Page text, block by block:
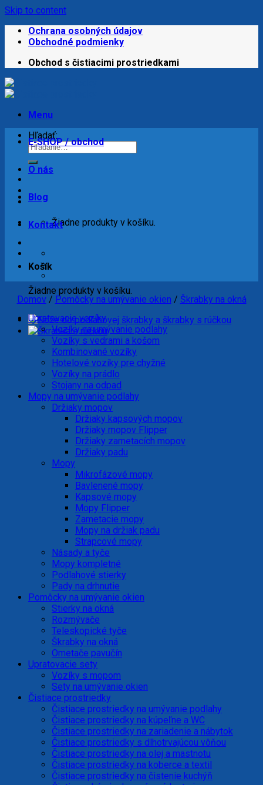
Skip to content
Ochrana osobných údajov
Obchodné podmienky
Obchod s čistiacimi prostriedkami
Menu
Hľadať:
Žiadne produkty v košíku.
Košík
Žiadne produkty v košíku.
E-SHOP / obchod
O nás
Blog
Kontakt
Domov / Pomôcky na umývanie okien / Škrabky na okná
Upratovacie vozíky
Vozíky na umývanie podlahy
Vozíky s vedrami a košom
Kombinované vozíky
Hotelové vozíky pre chyžné
Vozíky na prádlo
Stojany na odpad
Mopy na umývanie podlahy
Držiaky mopov
Držiaky kapsových mopov
Držiaky mopov Flipper
Držiaky zametacích mopov
Držiaky padu
Mopy
Mikrofázové mopy
Bavlenené mopy
Kapsové mopy
Mopy Flipper
Zametacie mopy
Mopy na držiak padu
Strapcové mopy
Násady a tyče
Mopy kompletné
Podlahové stierky
Pady na drhnutie
Pomôcky na umývanie okien
Stierky na okná
Rozmývače
Teleskopické tyče
Škrabky na okná
Ometače pavučín
Upratovacie sety
Vozíky s mopom
Sety na umývanie okien
Čistiace prostriedky
Čistiace prostriedky na umývanie podlahy
Čistiace prostriedky na kúpeľne a WC
Čistiace prostriedky na zariadenie a nábytok
Čistiace prostriedky s dlhotrvajúcou vôňou
Čistiace prostriedky na olej a mastnotu
Čistiace prostriedky na koberce a textil
Čistiace prostriedky na čistenie kuchýň